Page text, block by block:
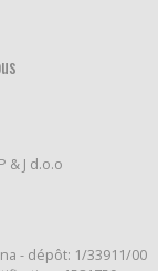
& J d.o.o
- dépôt: 1/33911/00